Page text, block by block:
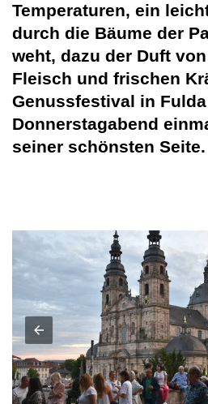
Temperaturen, ein
durch die Bäume der
weht, dazu der Duft
Fleisch und frischen
Genussfestival in
Donnerstagabend
seiner schönsten Seite.